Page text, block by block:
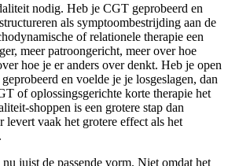
nodig. Heb je CGT geprobeerd en
als symptoombestrijding aan de
of relationele therapie een
meer patroongericht, meer over hoe
hoe je er anders over denkt. Heb je open
en voelde je je losgeslagen, dan
of oplossingsgerichte korte therapie het
shoppen is een grotere stap dan
levert vaak het grotere effect als het
juist de passende vorm. Niet omdat het